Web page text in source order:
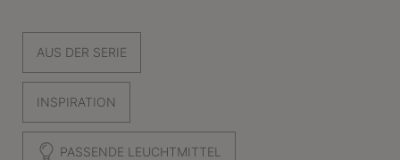
AUS DER SERIE
INSPIRATION
PASSENDE LEUCHTMITTEL